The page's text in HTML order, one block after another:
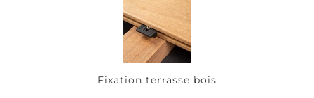
Fixation terrasse bois